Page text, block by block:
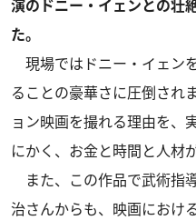
演のドニー・イェンとの壮
た。
現場ではドニー・イェン
ることの豪華さに圧倒され
ョン映画を撮れる理由を、
にかく、お金と時間と人材
また、この作品で武術指
治さんからも、映画におけ